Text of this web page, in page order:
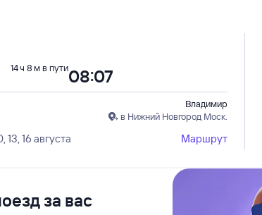
Владимир
в Нижний Новгород Моск.
08:07
14 ч 8 м в пути
16 августа Маршрут
за вас